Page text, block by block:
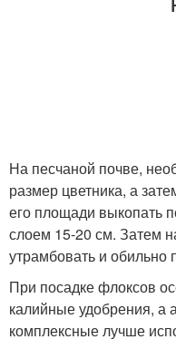
На песчаной почве,
размер цветника, а
его площади выкопать
слоем 15-20 см. Затем
утрамбовать и обильно
При посадке флоксов
калийные удобрения,
комплексные лучше